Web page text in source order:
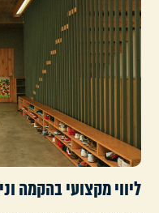
ליווי מקצועי בהקמה